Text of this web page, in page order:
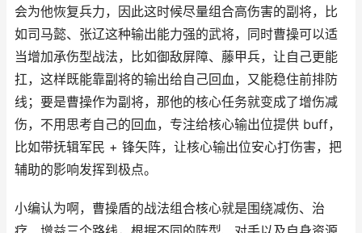
会为他恢复兵力，因此这时候尽量组合高伤害的副将，比
如司马懿、张辽这种输出能力强的武将，同时曹操可以适
当增加承伤型战法，比如御敌屏障、藤甲兵，让自己更能
扛，这样既能靠副将的输出给自己回血，又能稳住前排防
线；要是曹操作为副将，那他的核心任务就变成了增伤减
伤，不用思考自己的回血，专注给核心输出位提供 buff，
比如带抚辑军民 + 锋矢阵，让核心输出位安心打伤害，把
辅助的影响发挥到极点。
小编认为啊，曹操盾的战法组合核心就是围绕减伤、治